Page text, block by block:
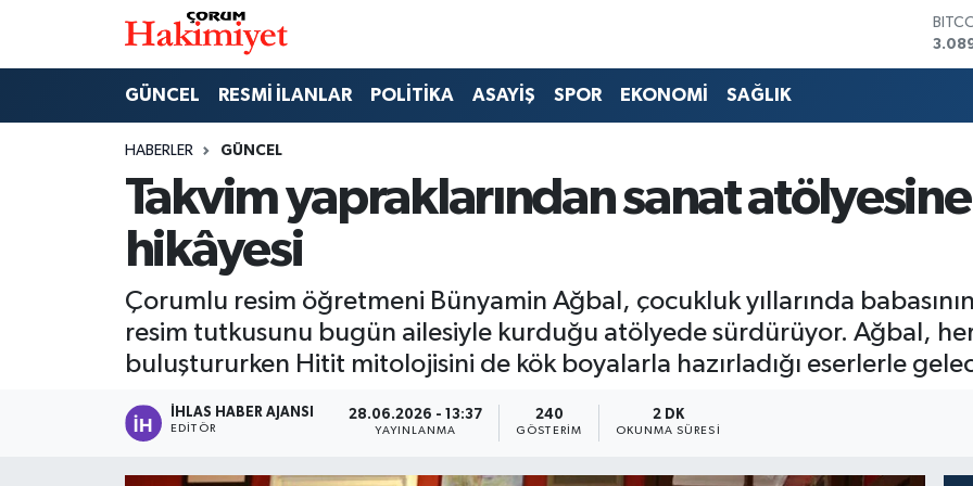
GÜNCEL RESMİ İLANLAR POLİTİKA ASAYİŞ SPOR EKONOMİ SAĞLIK
HABERLER GÜNCEL
Takvim yapraklarından sanat
hikâyesi
Çorumlu resim öğretmeni Bünyamin Ağbal, çocukluk yıllarında
resim tutkusunu bugün ailesiyle kurduğu atölyede sürdürüyor. Ağbal,
buluştururken Hitit mitolojisini de kök boyalarla hazırladığı eserlerle
İHLAS HABER AJANSI
EDITÖR
28.06.2026 - 13:37
YAYINLANMA
240
GÖSTERIM
2 DK
OKUNMA SÜRESI
EKONOMİ
GÜNCEL
AKTÜEL
Nöbetçi Eczaneler
Çorum Namaz Vakitleri
Trafik Durumu
Süper Lig Puan Durumu ve Fikstür
Tüm Manşetler
Son Dakika Haberleri